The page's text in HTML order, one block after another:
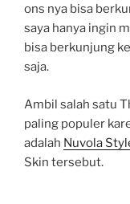
ons nya bisa
saya hanya ingin
bisa berkunjung ke
saja.
Ambil salah satu
paling populer
adalah Nuvola
Skin tersebut.